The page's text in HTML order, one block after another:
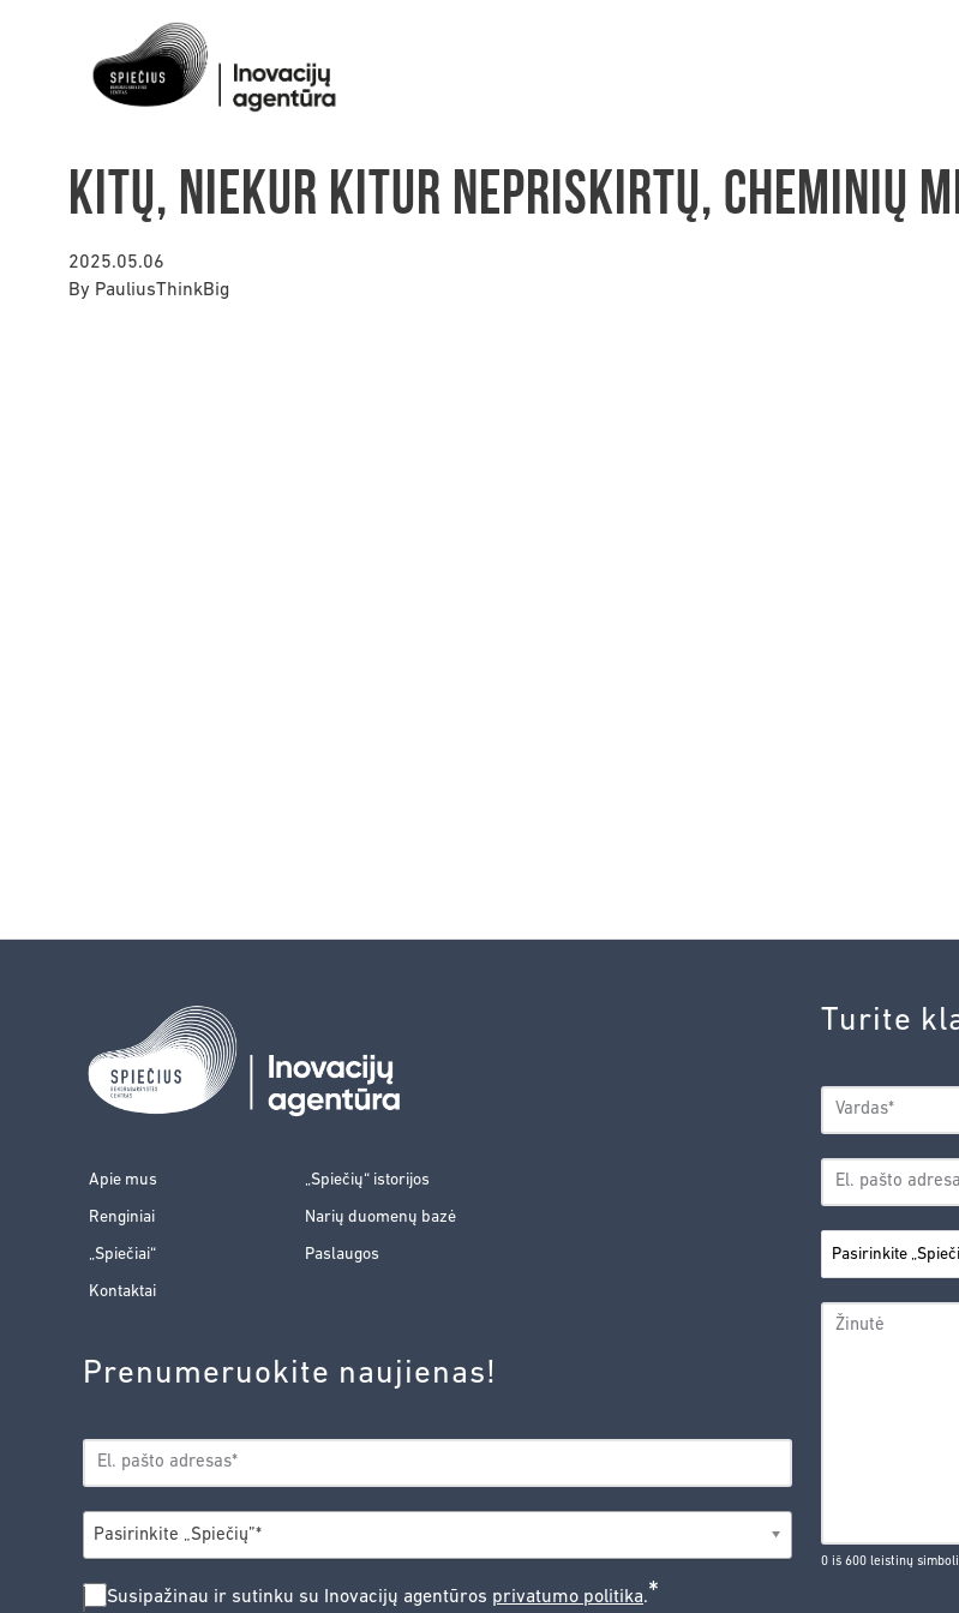
Kitų, niekur kitur nepriskirtų, cheminių
2025.05.06
By PauliusThinkBig
Apie mus „Spiečių“ istorijos
Renginiai Narių duomenų bazė
„Spiečiai“ Paslaugos
Kontaktai
Prenumeruokite naujienas!
EL.
PAŠTAS*
MIESTAS*
Pasirinkite „Spiečių”*
SUSIPAŽINAU
Susipažinau ir sutinku su Inovacijų agentūros privatumo politika.*
Turite
VARDAS
EL.
ADRESAS*
PASIRINKITE
„SPIEČIŲ“*
ŽINUTĖ
0 iš 600 leistinų